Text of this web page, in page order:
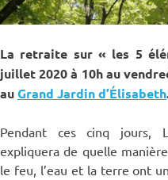
La retraite sur « les 5
juillet 2020 à 10h au
auGrand Jardin d’Élisabeth
Pendant ces cinq jours,
expliquera de quelle
le feu, l’eau et la terre ont